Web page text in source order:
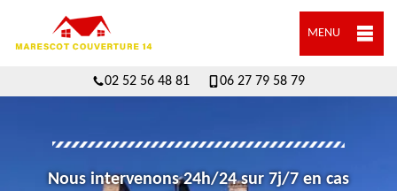
MENU
02 52 56 48 81 06 27 79 58 79
Nous intervenons 24h/24 sur 7j/7 en cas